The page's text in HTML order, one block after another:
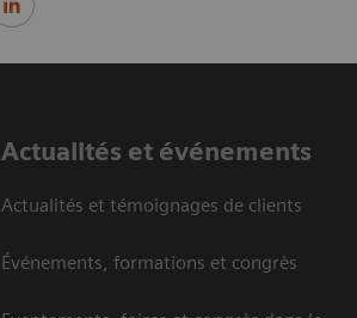
Actualités et événements
Actualités et témoignages de clients
Événements, formations et congrès